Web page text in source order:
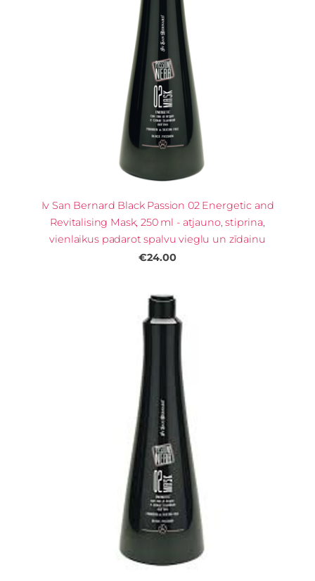
Iv San Bernard Black Passion 02 Energetic and
Revitalising Mask, 250 ml - atjauno, stiprina,
vienlaikus padarot spalvu vieglu un zīdainu
€24.00